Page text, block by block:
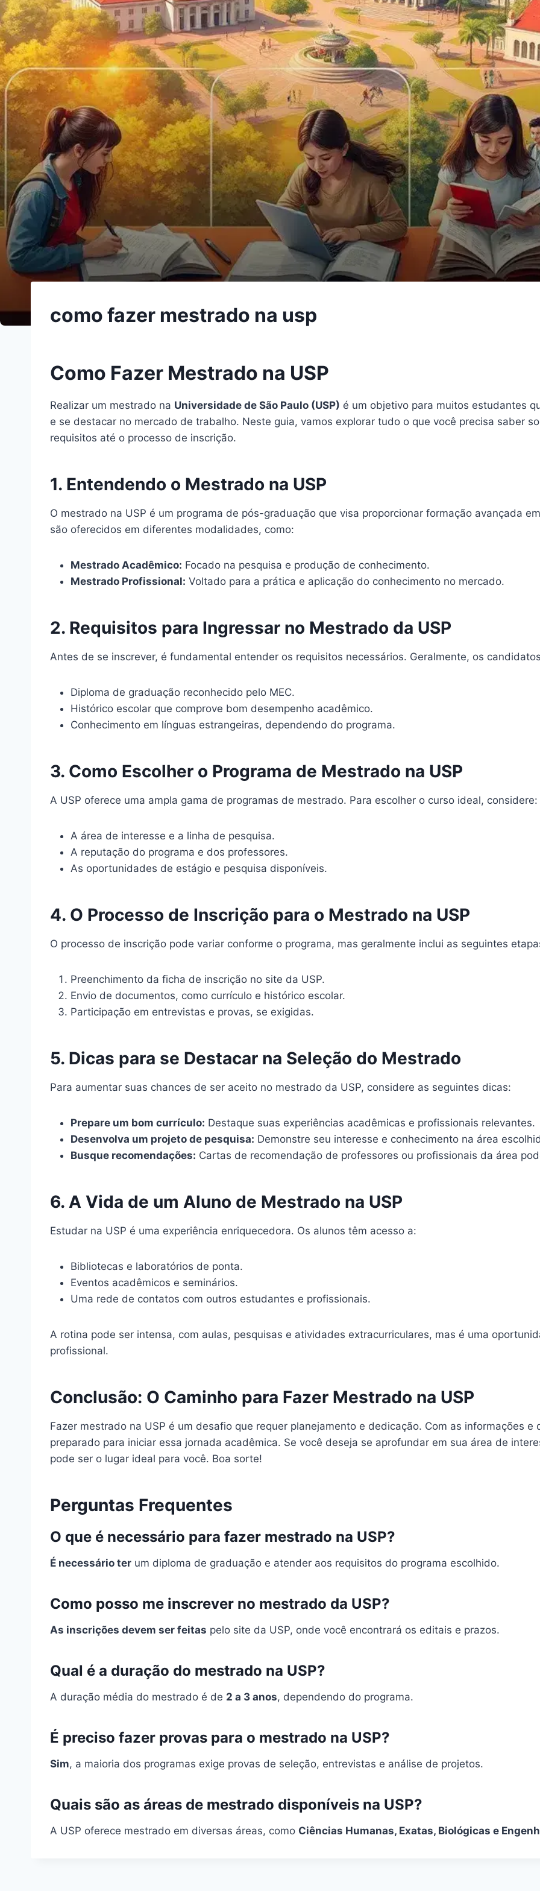
como fazer mestrado na usp
Como Fazer Mestrado na USP
Realizar um mestrado na Universidade de São Paulo (USP) é um objetivo para muitos estudantes
e se destacar no mercado de trabalho. Neste guia, vamos explorar tudo o que você precisa saber
requisitos até o processo de inscrição.
1. Entendendo o Mestrado na USP
O mestrado na USP é um programa de pós-graduação que visa proporcionar formação avançada
são oferecidos em diferentes modalidades, como:
Mestrado Acadêmico: Focado na pesquisa e produção de conhecimento.
Mestrado Profissional: Voltado para a prática e aplicação do conhecimento no mercado.
2. Requisitos para Ingressar no Mestrado da USP
Antes de se inscrever, é fundamental entender os requisitos necessários. Geralmente, os
Diploma de graduação reconhecido pelo MEC.
Histórico escolar que comprove bom desempenho acadêmico.
Conhecimento em línguas estrangeiras, dependendo do programa.
3. Como Escolher o Programa de Mestrado na USP
A USP oferece uma ampla gama de programas de mestrado. Para escolher o curso ideal, considere:
A área de interesse e a linha de pesquisa.
A reputação do programa e dos professores.
As oportunidades de estágio e pesquisa disponíveis.
4. O Processo de Inscrição para o Mestrado na USP
O processo de inscrição pode variar conforme o programa, mas geralmente inclui as seguintes
Preenchimento da ficha de inscrição no site da USP.
Envio de documentos, como currículo e histórico escolar.
Participação em entrevistas e provas, se exigidas.
5. Dicas para se Destacar na Seleção do Mestrado
Para aumentar suas chances de ser aceito no mestrado da USP, considere as seguintes dicas:
Prepare um bom currículo: Destaque suas experiências acadêmicas e profissionais relevantes.
Desenvolva um projeto de pesquisa: Demonstre seu interesse e conhecimento na área
Busque recomendações: Cartas de recomendação de professores ou profissionais da área
6. A Vida de um Aluno de Mestrado na USP
Estudar na USP é uma experiência enriquecedora. Os alunos têm acesso a:
Bibliotecas e laboratórios de ponta.
Eventos acadêmicos e seminários.
Uma rede de contatos com outros estudantes e profissionais.
A rotina pode ser intensa, com aulas, pesquisas e atividades extracurriculares, mas é uma
profissional.
Conclusão: O Caminho para Fazer Mestrado na USP
Fazer mestrado na USP é um desafio que requer planejamento e dedicação. Com as informações
preparado para iniciar essa jornada acadêmica. Se você deseja se aprofundar em sua área de
pode ser o lugar ideal para você. Boa sorte!
Perguntas Frequentes
O que é necessário para fazer mestrado na USP?
É necessário ter um diploma de graduação e atender aos requisitos do programa escolhido.
Como posso me inscrever no mestrado da USP?
As inscrições devem ser feitas pelo site da USP, onde você encontrará os editais e prazos.
Qual é a duração do mestrado na USP?
A duração média do mestrado é de 2 a 3 anos, dependendo do programa.
É preciso fazer provas para o mestrado na USP?
Sim, a maioria dos programas exige provas de seleção, entrevistas e análise de projetos.
Quais são as áreas de mestrado disponíveis na USP?
A USP oferece mestrado em diversas áreas, como Ciências Humanas, Exatas, Biológicas e